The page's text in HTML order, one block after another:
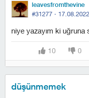
leavesfromthevine
#31277 ·
niye yazayım ki uğruna
10 0
düşünmemek